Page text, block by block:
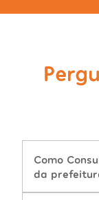
Como
da